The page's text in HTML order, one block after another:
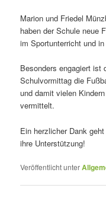
Marion und Friedel
haben der Schule neue
im Sportunterricht und
Besonders engagiert ist
Schulvormittag die
und damit vielen
vermittelt.
Ein herzlicher Dank
ihre Unterstützung!
Veröffentlicht unter